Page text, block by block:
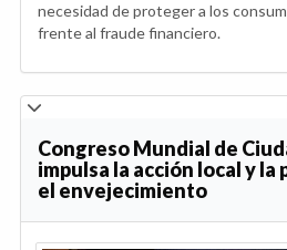
necesidad de proteger a los
frente al fraude financiero.
Congreso Mundial de
impulsa la acción local y
el envejecimiento